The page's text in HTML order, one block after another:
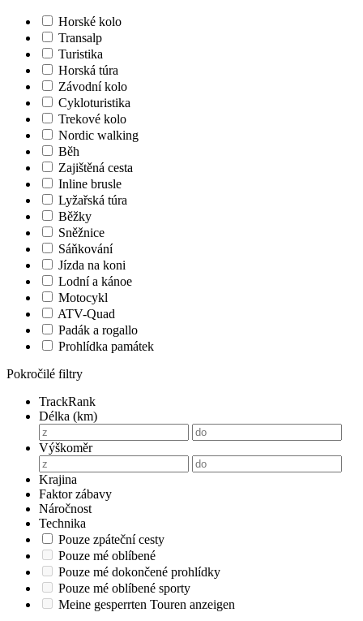
Horské kolo
Transalp
Turistika
Horská túra
Závodní kolo
Cykloturistika
Trekové kolo
Nordic walking
Běh
Zajištěná cesta
Inline brusle
Lyžařská túra
Běžky
Sněžnice
Sáňkování
Jízda na koni
Lodní a kánoe
Motocykl
ATV-Quad
Padák a rogallo
Prohlídka památek
Pokročilé filtry
TrackRank
Délka (km)
Výškoměr
Krajina
Faktor zábavy
Náročnost
Technika
Pouze zpáteční cesty
Pouze mé oblíbené
Pouze mé dokončené prohlídky
Pouze mé oblíbené sporty
Meine gesperrten Touren anzeigen